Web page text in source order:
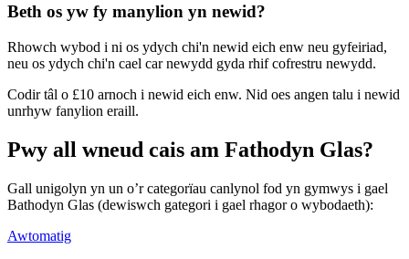
Beth os yw fy manylion yn newid?
Rhowch wybod i ni os ydych chi'n newid eich enw neu gyfeiriad,
neu os ydych chi'n cael car newydd gyda rhif cofrestru newydd.
Codir tâl o £10 arnoch i newid eich enw. Nid oes angen talu i newid
unrhyw fanylion eraill.
Pwy all wneud cais am Fathodyn Glas?
Gall unigolyn yn un o’r categorïau canlynol fod yn gymwys i gael
Bathodyn Glas (dewiswch gategori i gael rhagor o wybodaeth):
Awtomatig